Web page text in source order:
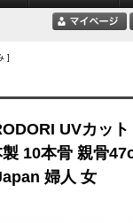
]
UVカッ
10本骨 親骨
婦人 女